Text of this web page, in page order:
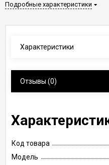
Подробные характеристики
Характеристики
Отзывы (0)
Код товара
Модель